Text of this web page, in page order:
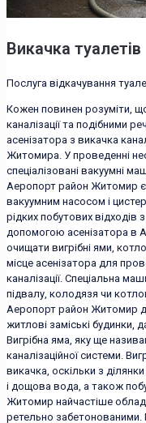
Викачка туалетів
Послуга відкачування
Кожен повинен розуміти,
каналізації та подібними
асенізатора з викачка
Житомира. У проведенні
спеціалізовані вакуумні
Аеропорт район Житомир
вакуумним насосом і
рідких побутових відходів
допомогою асенізатора в
очищати вигрібні ями,
місце асенізатора для
каналізації. Спеціальна
підвалу, колодязя чи
Аеропорт район Житомир
житлові заміські будинки,
Вигрібна яма, яку ще
каналізаційної системи.
викачка, оскільки з
і дощова вода, а також
Житомир найчастіше
ретельно забетонованими.